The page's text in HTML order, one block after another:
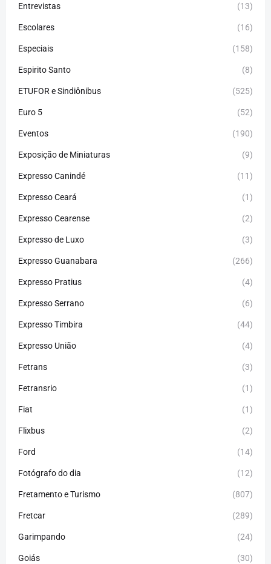
Entrevistas (13)
Escolares (16)
Especiais (158)
Espirito Santo (8)
ETUFOR e Sindiônibus (525)
Euro 5 (52)
Eventos (190)
Exposição de Miniaturas (9)
Expresso Canindé (11)
Expresso Ceará (1)
Expresso Cearense (2)
Expresso de Luxo (3)
Expresso Guanabara (266)
Expresso Pratius (4)
Expresso Serrano (6)
Expresso Timbira (44)
Expresso União (4)
Fetrans (3)
Fetransrio (1)
Fiat (1)
Flixbus (2)
Ford (14)
Fotógrafo do dia (12)
Fretamento e Turismo (807)
Fretcar (289)
Garimpando (24)
Goiás (30)